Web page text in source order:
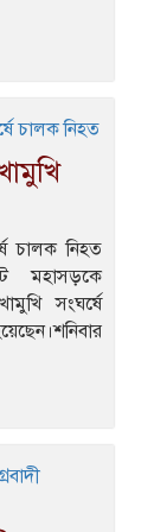
চালক নিহত
মহাসড়কে
সংঘর্ষে